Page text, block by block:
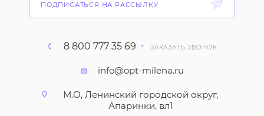
ПОДПИСАТЬСЯ НА РАССЫЛКУ
8 800 777 35 69 ЗАКАЗАТЬ ЗВОНОК
info@opt-milena.ru
М.О, Ленинский городской округ,
Апаринки, вл1